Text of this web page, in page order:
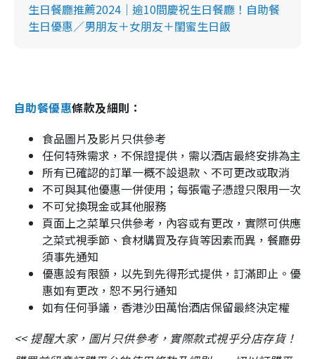
生日餐廳推薦2024｜逾10間慶祝生日餐廳！自助餐
生日優惠／男朋友＋女朋友＋閨蜜生日飯
自助餐優惠條款及細則：
食品圖片及影片只供參考
任何特殊需求，不保證提供，需以酒店最終安排為主
所有已確認的訂單一概不設退款、不可更改或取消
不可與其他優惠一併使用；每張電子憑證只限用一次
不可兌換現金或其他服務
頁面上之菜單只供參考，內容或有更改，實際可供應
之菜式視季節、食材購買及存貨等因素而異，餐廳毋
須事先通知
優惠設有限額，以先到先得形式提供，訂滿即止。優
惠如有更改，恕不另行通知
如有任何爭議，香港沙田萬怡酒店保留最終決定權
<< 提醒大家，圖片只供參考，實際款式視乎分店存貨！